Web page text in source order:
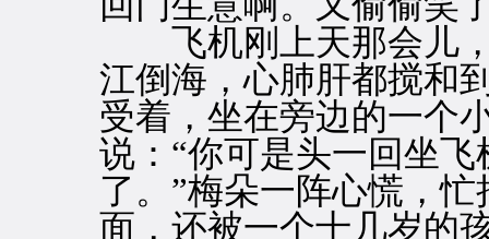
飞机刚上天那会儿，
江倒海，心肺肝都搅和
受着，坐在旁边的一个
说：“你可是头一回坐
了。”梅朵一阵心慌，
面，还被一个十几岁的